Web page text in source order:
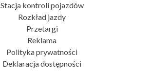
Stacja kontroli pojazdów
Rozkład jazdy
Przetargi
Reklama
Polityka prywatności
Deklaracja dostępności